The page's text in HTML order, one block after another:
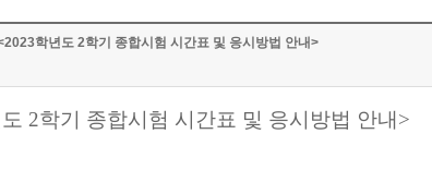
학년도 2학기 종합시험 시간표 및 응시방법 안내>
2학기 종합시험 시간표 및 응시방법 안내 >